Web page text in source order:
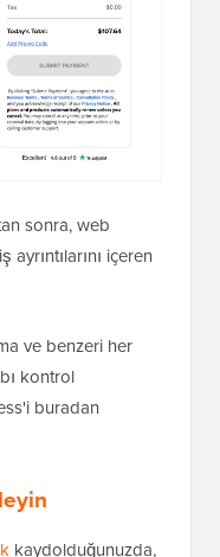
sonra, web
içeren
ve benzeri her
kontrol
buradan
kaydolduğunuzda,